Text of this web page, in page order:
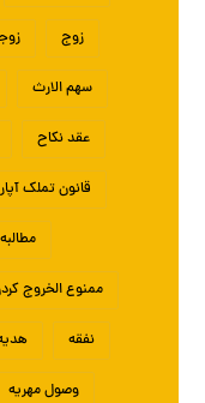
زوج
سهم الارث
عقد نکاح
قانون تملک
ممنوع الخروج
نفقه
وصول مهریه